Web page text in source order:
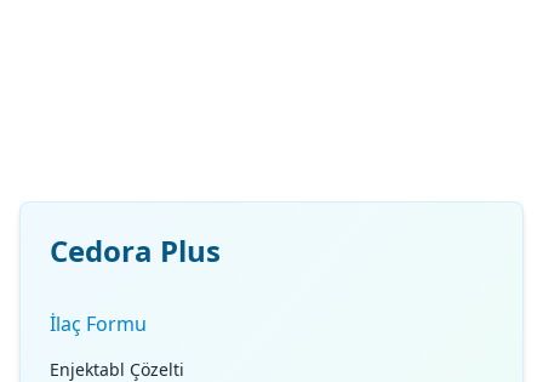
Cedora Plus
İlaç Formu
Enjektabl Çözelti